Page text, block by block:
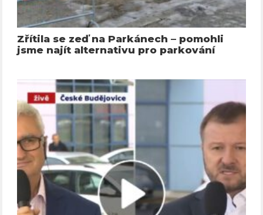
Zřítila se zeď na Parkánech – pomohli
jsme najít alternativu pro parkování